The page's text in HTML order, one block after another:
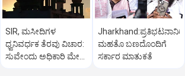
SIR, ಮಸೀದಿಗಳ
ಧ್ವನಿವರ್ಧಕ ತೆರವು ವಿಚಾರ:
ಸುವೇಂದು ಅಧಿಕಾರಿ ಮೇಲೆ
Jharkhand:ಪ್ರತಿಭಟನಾನಿರತ
ಮಹತೊ ಬಣದೊಂದಿಗೆ
ಸರ್ಕಾರ ಮಾತುಕತೆ